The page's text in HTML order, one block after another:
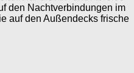
den Nachtverbindungen im
auf den Außendecks frische